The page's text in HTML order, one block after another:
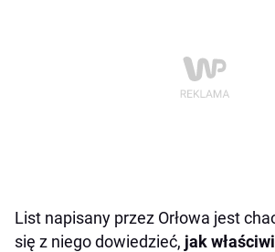
List napisany przez Orłowa jest
się z niego dowiedzieć, jak